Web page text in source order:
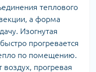
теплового
а форма
Изогнутая
прогревается
по помещению.
прогревая